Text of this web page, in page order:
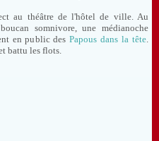
au théâtre de l'hôtel de ville. Au
somnivore, une médianoche
en public desPapous dans la tête
battu les flots.